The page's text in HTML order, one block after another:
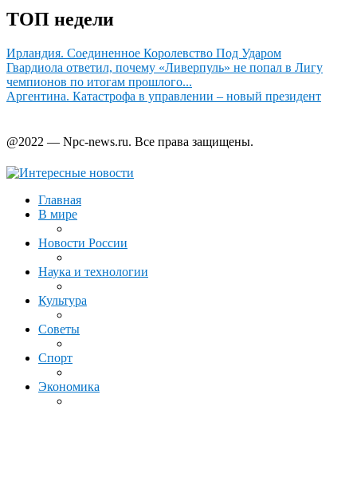
ТОП недели
Ирландия. Соединенное Королевство Под Ударом
Гвардиола ответил, почему «Ливерпуль» не попал в Лигу
чемпионов по итогам прошлого...
Аргентина. Катастрофа в управлении – новый президент
@2022 — Npc-news.ru. Все права защищены.
Главная
В мире
Новости России
Наука и технологии
Культура
Советы
Спорт
Экономика